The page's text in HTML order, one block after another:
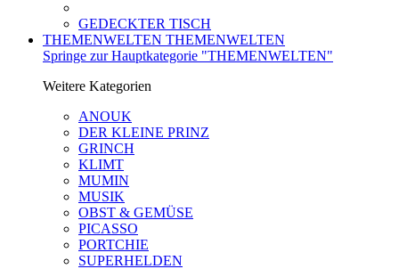
GEDECKTER TISCH
THEMENWELTEN THEMENWELTEN
Springe zur Hauptkategorie "THEMENWELTEN"
Weitere Kategorien
ANOUK
DER KLEINE PRINZ
GRINCH
KLIMT
MUMIN
MUSIK
OBST & GEMÜSE
PICASSO
PORTCHIE
SUPERHELDEN